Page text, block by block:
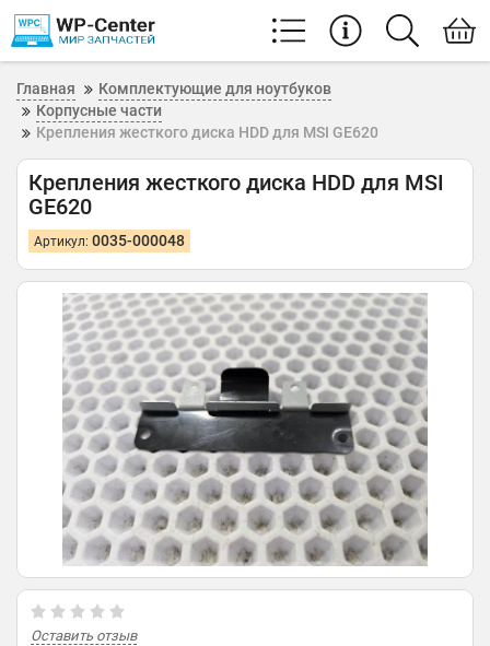
Главная
Комплектующие для ноутбуков
Корпусные части
Крепления жесткого диска HDD для MSI GE620
Крепления жесткого диска HDD для MSI
GE620
Артикул: 0035-000048
Оставить отзыв